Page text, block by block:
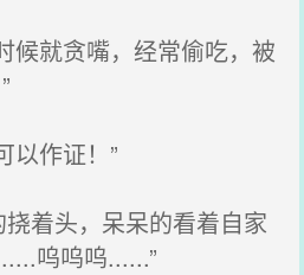
候就贪嘴，经常偷吃，被
以作证！”
着头，呆呆的看着自家
呜呜呜......”